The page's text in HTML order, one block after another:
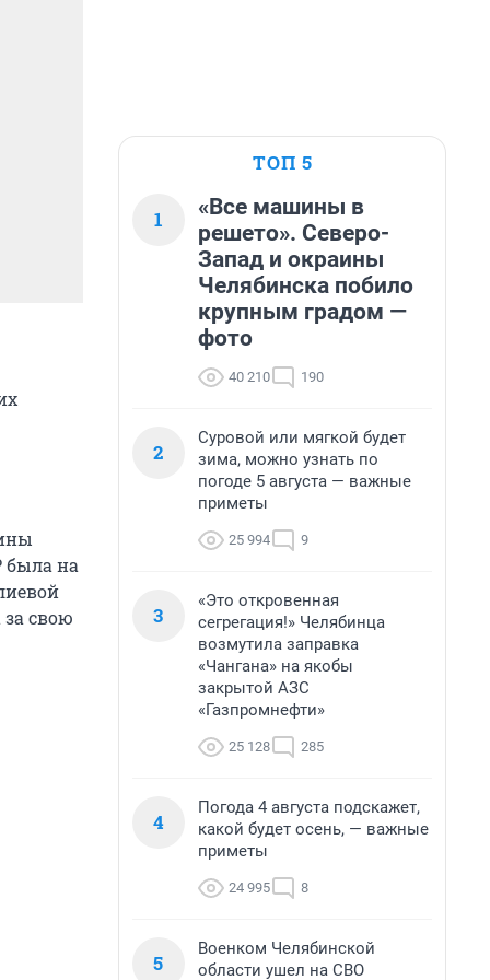
была на
за свою
ТОП 5
1
«Все машины в
решето». Северо-
Запад и окраины
Челябинска побило
крупным градом —
фото
40 210 190
2
Суровой или мягкой будет
зима, можно узнать по
погоде 5 августа — важные
приметы
25 994 9
3
«Это откровенная
сегрегация!» Челябинца
возмутила заправка
«Чангана» на якобы
закрытой АЗС
«Газпромнефти»
25 128 285
4
Погода 4 августа подскажет,
какой будет осень, — важные
приметы
24 995 8
5
Военком Челябинской
области ушел на СВО